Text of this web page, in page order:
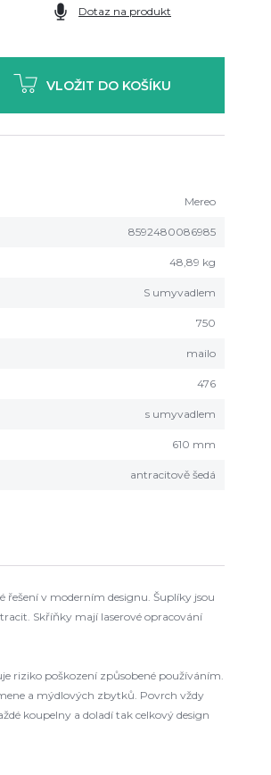
Dotaz na produkt
VLOŽIT DO KOŠÍKU
Mereo
8592480086985
48,89 kg
S umyvadlem
750
mailo
476
s umyvadlem
610 mm
antracitově šedá
v moderním designu. Šuplíky jsou
Skříňky mají laserové opracování
riziko poškození způsobené používáním.
a mýdlových zbytků. Povrch vždy
koupelny a doladí tak celkový design